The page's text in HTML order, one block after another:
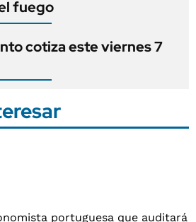
fuego
cotiza este viernes 7